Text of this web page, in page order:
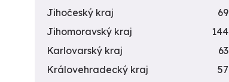
Jihočeský kraj
69
Jihomoravský kraj
144
Karlovarský kraj
63
Královehradecký kraj
57